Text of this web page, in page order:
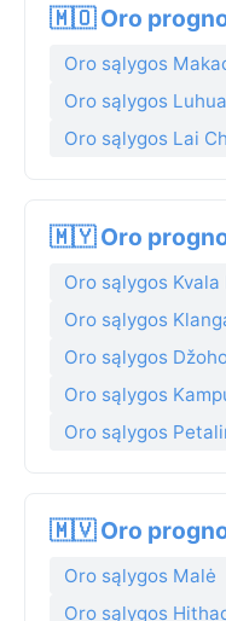
🇲🇴 Oro
Oro sąlygos
Oro sąlygos
Oro sąlygos Lai
🇲🇾 Oro
Oro sąlygos Kvala
Oro sąlygos
Oro sąlygos
Oro sąlygos
Oro sąlygos
🇲🇻 Oro
Oro sąlygos Malė
Oro sąlygos